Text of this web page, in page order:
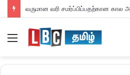
வருமான வரி சமர்ப்பிப்பதற்கான கால